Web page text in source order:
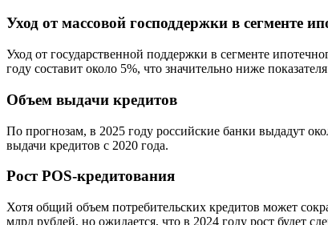
Уход от массовой господдержки в сегменте
Уход от государственной поддержки в сегменте
году составит около 5%, что значительно ниже
Объем выдачи кредитов
По прогнозам, в 2025 году российские банки выдадут
выдачи кредитов с 2020 года.
Рост POS-кредитования
Хотя общий объем потребительских кредитов может
млрд рублей, но ожидается, что в 2024 году рост будет